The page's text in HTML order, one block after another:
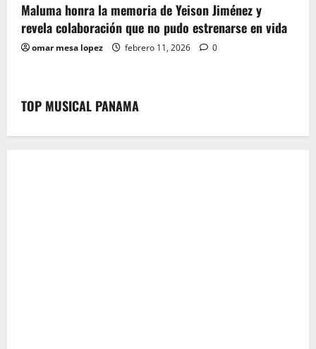
Maluma honra la memoria de Yeison Jiménez y
revela colaboración que no pudo estrenarse en vida
omar mesa lopez febrero 11, 2026 0
TOP MUSICAL PANAMA